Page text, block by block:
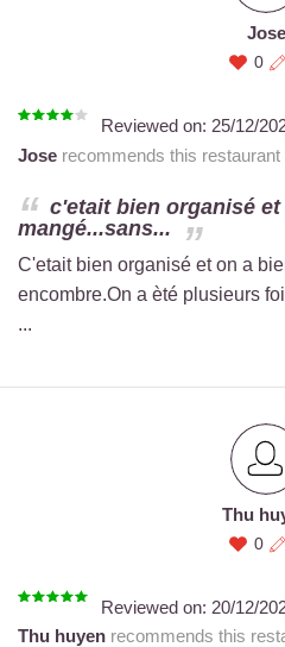
Jose
0
Reviewed on: 25/12/
Jose recommends this restaurant
c'etait bien organisé
mangé...sans...
C'etait bien organisé et on a
encombre.On a èté plusieurs
...
Thu
0
Reviewed on: 20/12/
Thu huyen recommends this